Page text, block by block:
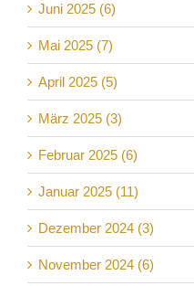
Juni 2025 (6)
Mai 2025 (7)
April 2025 (5)
März 2025 (3)
Februar 2025 (6)
Januar 2025 (11)
Dezember 2024 (3)
November 2024 (6)